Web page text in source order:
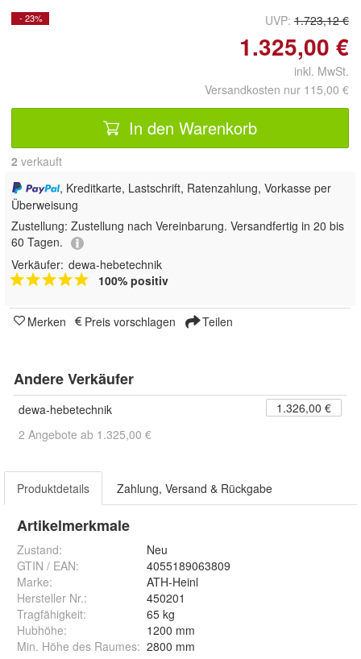
- 23% UVP: 1.723,12 €
1.325,00 €
inkl. MwSt.
Versandkosten nur 115,00 €
In den Warenkorb
2 verkauft
, Kreditkarte, Lastschrift, Ratenzahlung, Vorkasse per
Überweisung
Zustellung: Zustellung nach Vereinbarung. Versandfertig in 20 bis
60 Tagen.
Verkäufer: dewa-hebetechnik
100% positiv
Merken Preis vorschlagen Teilen
Andere Verkäufer
dewa-hebetechnik
1.326,00 €
2 Angebote ab 1.325,00 €
Produktdetails Zahlung, Versand & Rückgabe
Artikelmerkmale
Zustand:
Neu
GTIN / EAN:
4055189063809
Marke:
ATH-Heinl
Hersteller Nr.:
450201
Tragfähigkeit:
65 kg
Hubhöhe:
1200 mm
Min. Höhe des Raumes: 2800 mm